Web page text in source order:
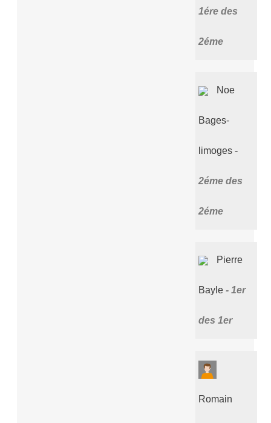
1ére des
2éme
Noe
Bages-
limoges
2éme des
2éme
Pierre
Bayle 1er
des 1er
Romain